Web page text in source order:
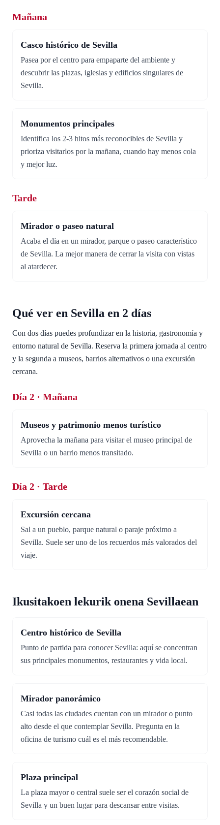
Mañana
Casco histórico de Sevilla
Pasea por el centro para empaparte del ambiente y
descubrir las plazas, iglesias y edificios singulares de
Sevilla.
Monumentos principales
Identifica los 2-3 hitos más reconocibles de Sevilla y
prioriza visitarlos por la mañana, cuando hay menos cola
y mejor luz.
Tarde
Mirador o paseo natural
Acaba el día en un mirador, parque o paseo característico
de Sevilla. La mejor manera de cerrar la visita con vistas
al atardecer.
Qué ver en Sevilla en 2 días
Con dos días puedes profundizar en la historia, gastronomía y
entorno natural de Sevilla. Reserva la primera jornada al centro
y la segunda a museos, barrios alternativos o una excursión
cercana.
Día 2 · Mañana
Museos y patrimonio menos turístico
Aprovecha la mañana para visitar el museo principal de
Sevilla o un barrio menos transitado.
Día 2 · Tarde
Excursión cercana
Sal a un pueblo, parque natural o paraje próximo a
Sevilla. Suele ser uno de los recuerdos más valorados del
viaje.
Ikusitakoen lekurik onena Sevillaean
Centro histórico de Sevilla
Punto de partida para conocer Sevilla: aquí se concentran
sus principales monumentos, restaurantes y vida local.
Mirador panorámico
Casi todas las ciudades cuentan con un mirador o punto
alto desde el que contemplar Sevilla. Pregunta en la
oficina de turismo cuál es el más recomendable.
Plaza principal
La plaza mayor o central suele ser el corazón social de
Sevilla y un buen lugar para descansar entre visitas.